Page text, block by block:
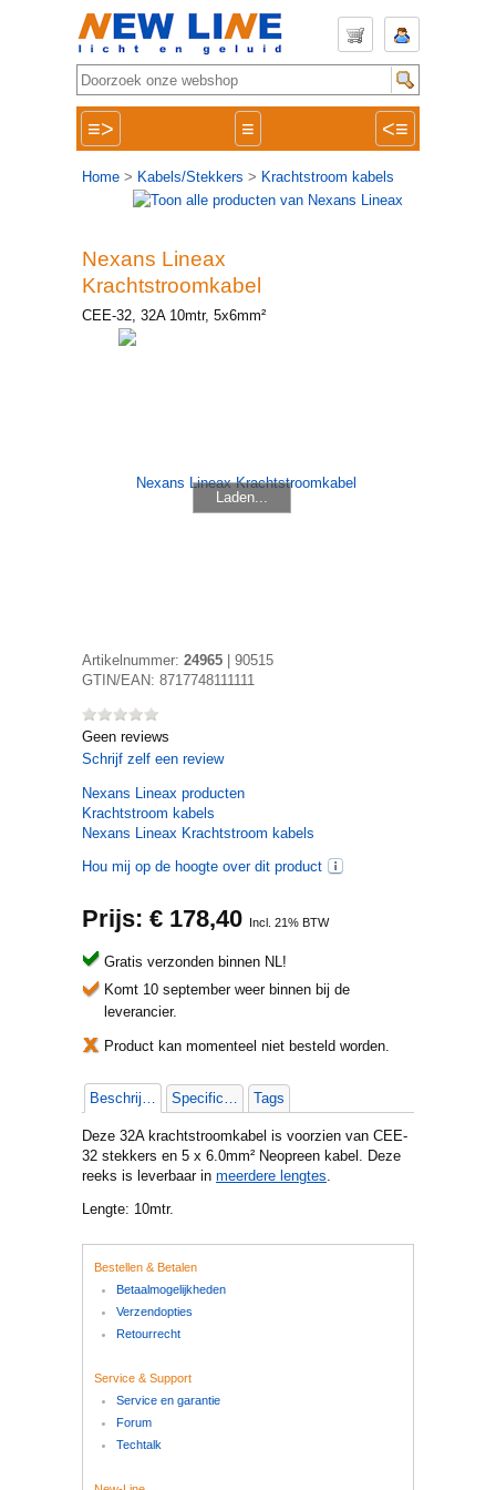
≡> ≡ <≡
Home > Kabels/Stekkers > Krachtstroom kabels
Nexans Lineax
Krachtstroomkabel
CEE-32, 32A 10mtr, 5x6mm²
Laden...
Artikelnummer: 24965
90515
GTIN/EAN: 8717748111111
Geen reviews
Schrijf zelf een review
Nexans Lineax producten
Krachtstroom kabels
Nexans Lineax Krachtstroom kabels
Hou mij op de hoogte over dit product
Prijs: € 178,40 Incl. 21% BTW
Gratis verzonden binnen NL!
Komt 10 september weer binnen bij de
leverancier.
Product kan momenteel niet besteld worden.
Beschrijving Specificaties Tags
Deze 32A krachtstroomkabel is voorzien van CEE-
32 stekkers en 5 x 6.0mm² Neopreen kabel. Deze
reeks is leverbaar in meerdere lengtes.
Lengte: 10mtr.
Bestellen & Betalen
Betaalmogelijkheden
Verzendopties
Retourrecht
Service & Support
Service en garantie
Forum
Techtalk